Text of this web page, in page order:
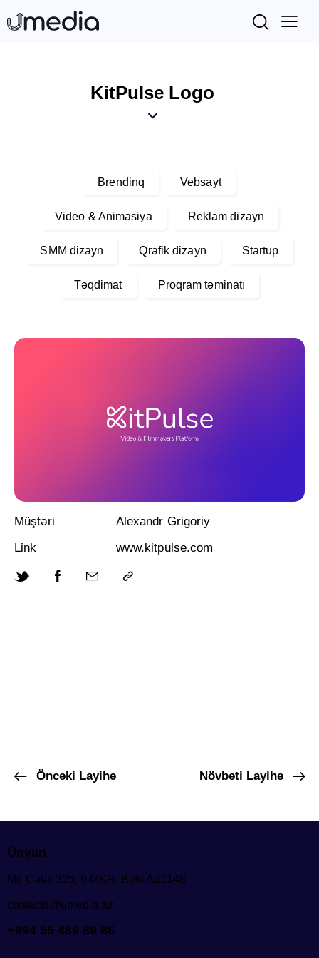
KitPulse Logo
Brendinq Vebsayt
Video & Animasiya Reklam dizayn
SMM dizayn Qrafik dizayn Startup
Təqdimat Proqram təminatı
Müştəri
Alexandr Grigoriy
Link
www.kitpulse.com
Öncəki Layihə Növbəti Layihə
Ünvan
Mir Cəlal 325, 9 MKR, Bakı AZ1148
contacts@umedia.az
+994 55 489 89 86